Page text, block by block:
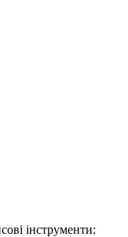
інструменти: